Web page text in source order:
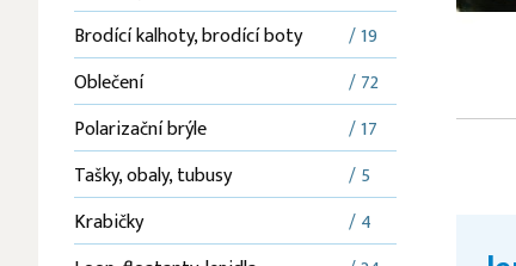
Brodící kalhoty, brodící boty
/ 19
Oblečení
/ 72
Polarizační brýle
/ 17
Tašky, obaly, tubusy
/ 5
Krabičky
/ 4